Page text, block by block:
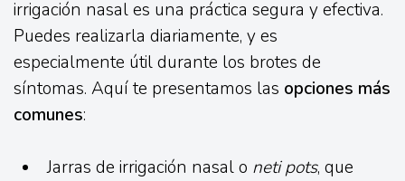
irrigación nasal es una práctica segura y efectiva.
Puedes realizarla diariamente, y es
especialmente útil durante los brotes de
síntomas. Aquí te presentamos las opciones más
comunes:
Jarras de irrigación nasal o neti pots, que